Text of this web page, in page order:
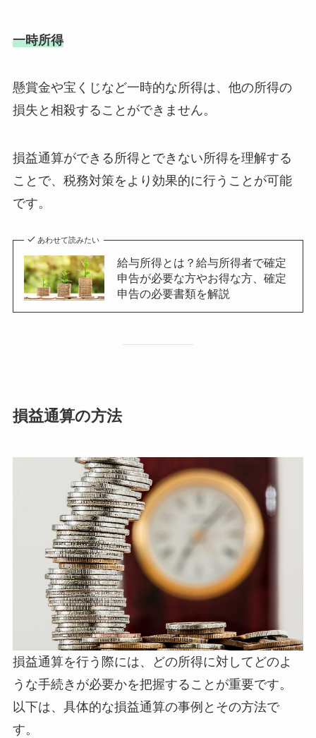
一時所得
懸賞金や宝くじなど一時的な所得は、他の所得の
損失と相殺することができません。
損益通算ができる所得とできない所得を理解する
ことで、税務対策をより効果的に行うことが可能
です。
あわせて読みたい
給与所得とは？給与所得者で確定
申告が必要な方やお得な方、確定
申告の必要書類を解説
損益通算の方法
損益通算を行う際には、どの所得に対してどのよ
うな手続きが必要かを把握することが重要です。
以下は、具体的な損益通算の事例とその方法で
す。